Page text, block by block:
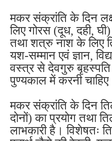
मकर संक्रांति के दिन
लिए गोरस (दूध, दही,
तथा शत्रु नाश के लिए
यश-सम्मान एवं ज्ञान,
वस्त्र से देवगुरु
पुण्यकाल में करनी
मकर संक्रांति के दिन
दोनों) का प्रयोग तथा
लाभकारी है। विशेषतः